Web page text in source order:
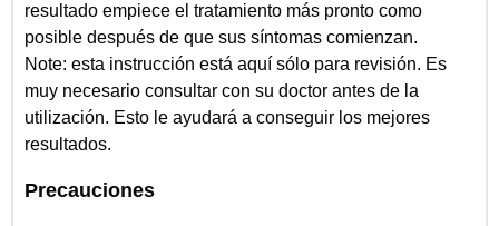
resultado empiece el tratamiento más pronto como
posible después de que sus síntomas comienzan.
Note: esta instrucción está aquí sólo para revisión. Es
muy necesario consultar con su doctor antes de la
utilización. Esto le ayudará a conseguir los mejores
resultados.
Precauciones